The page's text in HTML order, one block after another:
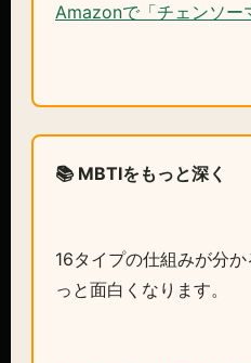
Amazonで「チェンソー
📚 MBTIをもっと深く
16タイプの仕組みが分
っと面白くなります。